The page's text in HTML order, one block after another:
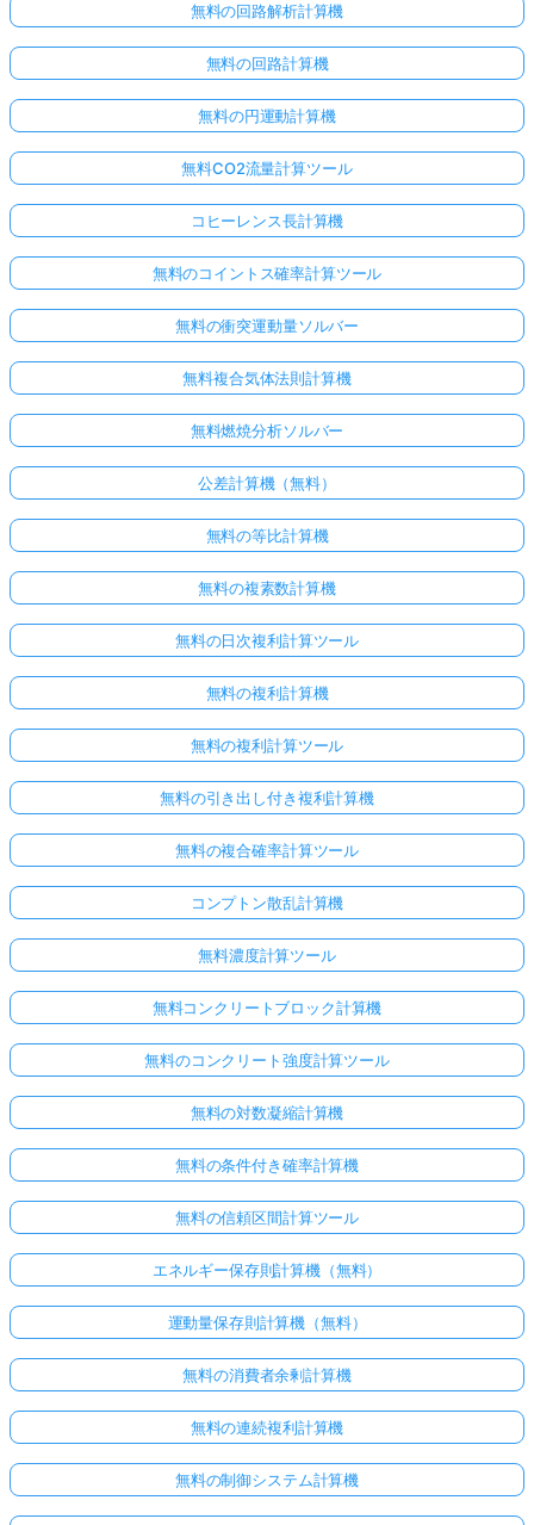
無料の回路解析計算機
無料の回路計算機
無料の円運動計算機
無料CO2流量計算ツール
コヒーレンス長計算機
無料のコイントス確率計算ツール
無料の衝突運動量ソルバー
無料複合気体法則計算機
無料燃焼分析ソルバー
公差計算機（無料）
無料の等比計算機
無料の複素数計算機
無料の日次複利計算ツール
無料の複利計算機
無料の複利計算ツール
無料の引き出し付き複利計算機
無料の複合確率計算ツール
コンプトン散乱計算機
無料濃度計算ツール
無料コンクリートブロック計算機
無料のコンクリート強度計算ツール
無料の対数凝縮計算機
無料の条件付き確率計算機
無料の信頼区間計算ツール
エネルギー保存則計算機（無料）
運動量保存則計算機（無料）
無料の消費者余剰計算機
無料の連続複利計算機
無料の制御システム計算機